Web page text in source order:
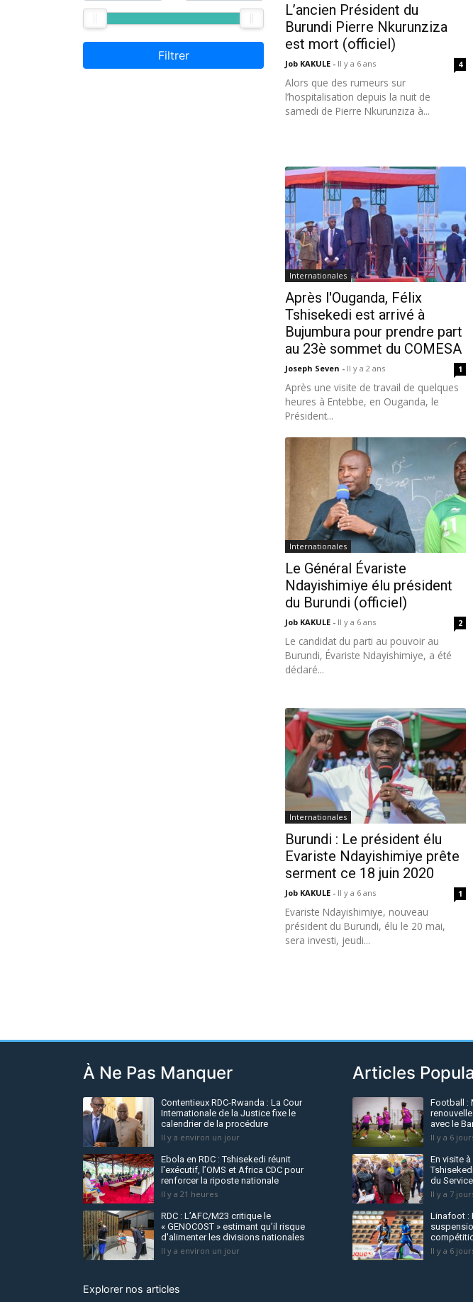
Filtrer
L’ancien Président du
Burundi Pierre Nkurunziza
est mort (officiel)
Job KAKULE - Il y a 6 ans 4
Alors que des rumeurs sur
l’hospitalisation depuis la nuit de
samedi de Pierre Nkurunziza à...
Internationales
Après l'Ouganda, Félix
Tshisekedi est arrivé à
Bujumbura pour prendre part
au 23è sommet du COMESA
Joseph Seven - Il y a 2 ans 1
Après une visite de travail de quelques
heures à Entebbe, en Ouganda, le
Président...
Internationales
Le Général Évariste
Ndayishimiye élu président
du Burundi (officiel)
Job KAKULE - Il y a 6 ans 2
Le candidat du parti au pouvoir au
Burundi, Évariste Ndayishimiye, a été
déclaré...
Internationales
Burundi : Le président élu
Evariste Ndayishimiye prête
serment ce 18 juin 2020
Job KAKULE - Il y a 6 ans 1
Evariste Ndayishimiye, nouveau
président du Burundi, élu le 20 mai,
sera investi, jeudi...
À Ne Pas Manquer
Contentieux RDC-Rwanda : La Cour
Internationale de la Justice fixe le
calendrier de la procédure
Il y a environ un jour
Ebola en RDC : Tshisekedi réunit
l'exécutif, l’OMS et Africa CDC pour
renforcer la riposte nationale
Il y a 21 heures
RDC : L’AFC/M23 critique le
« GENOCOST » estimant qu’il risque
d'alimenter les divisions nationales
Il y a environ un jour
Articles
Football :
avec le
Il y a 6
En visite
du
Il y a 7
Linafoot :
Il y a 6
Explorer nos articles